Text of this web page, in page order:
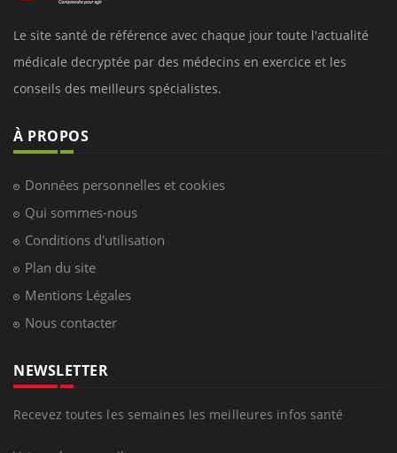
Le site santé de référence avec chaque jour toute l'actualité
médicale decryptée par des médecins en exercice et les
conseils des meilleurs spécialistes.
À PROPOS
Données personnelles et cookies
Qui sommes-nous
Conditions d'utilisation
Plan du site
Mentions Légales
Nous contacter
NEWSLETTER
Recevez toutes les semaines les meilleures infos santé